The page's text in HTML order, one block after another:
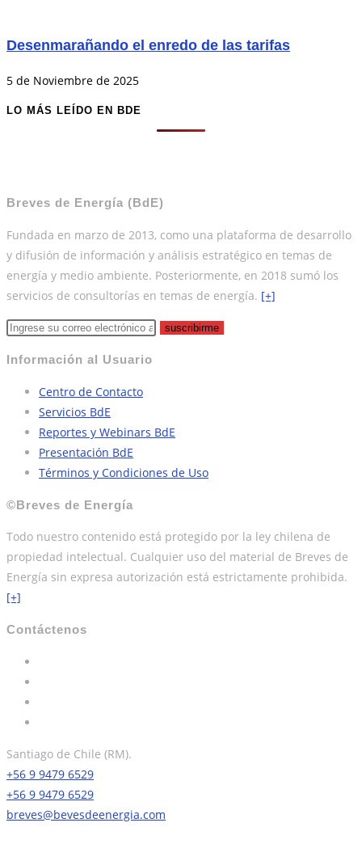
Desenmarañando el enredo de las tarifas
5 de Noviembre de 2025
LO MÁS LEÍDO EN BDE
Breves de Energía (BdE)
Fundada en marzo de 2013, como una plataforma de desarrollo
y difusión de información y análisis estratégico en temas de
energía y medio ambiente. Posteriormente, en 2018 sumó los
servicios de consultorías en temas de energía. [+]
suscribirme
Información al Usuario
Centro de Contacto
Servicios BdE
Reportes y Webinars BdE
Presentación BdE
Términos y Condiciones de Uso
©Breves de Energía
Todo nuestro contenido está protegido por la ley chilena de
propiedad intelectual. Cualquier uso del material de Breves de
Energía sin expresa autorización está estrictamente prohibida.
[+]
Contáctenos
Santiago de Chile (RM).
+56 9 9479 6529
+56 9 9479 6529
breves@bevesdeenergia.com